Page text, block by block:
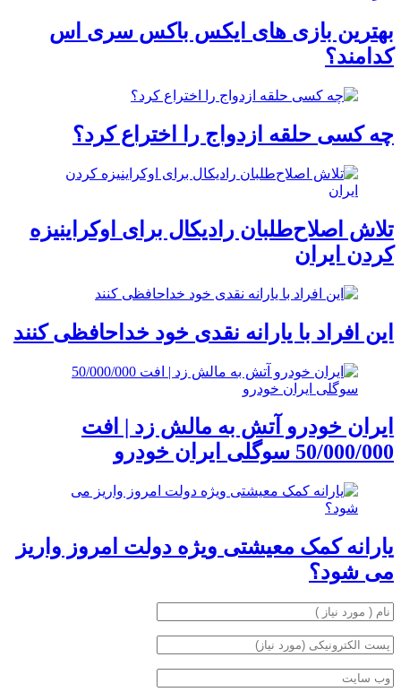
بهترین بازی های ایکس باکس سری اس
کدامند؟
چه کسی حلقه‌ ازدواج را اختراع کرد؟
تلاش اصلاح‌طلبان رادیکال برای اوکراینیزه
کردن ایران
این افراد با یارانه نقدی خود خداحافظی کنند
ایران خودرو آتش به مالش زد | افت
50/000/000 سوگلی ایران خودرو
یارانه کمک معیشتی ویژه دولت امروز واریز
می شود؟